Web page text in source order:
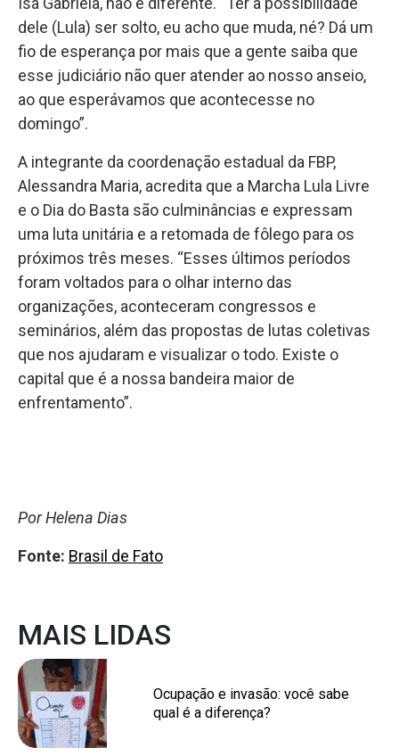
dele (Lula) ser solto, eu acho que muda, né? Dá um
fio de esperança por mais que a gente saiba que
esse judiciário não quer atender ao nosso anseio,
ao que esperávamos que acontecesse no
domingo”.
A integrante da coordenação estadual da FBP,
Alessandra Maria, acredita que a Marcha Lula Livre
e o Dia do Basta são culminâncias e expressam
uma luta unitária e a retomada de fôlego para os
próximos três meses. “Esses últimos períodos
foram voltados para o olhar interno das
organizações, aconteceram congressos e
seminários, além das propostas de lutas coletivas
que nos ajudaram e visualizar o todo. Existe o
capital que é a nossa bandeira maior de
enfrentamento”.
Por Helena Dias
Fonte: Brasil de Fato
MAIS LIDAS
Ocupação e invasão: você sabe
qual é a diferença?